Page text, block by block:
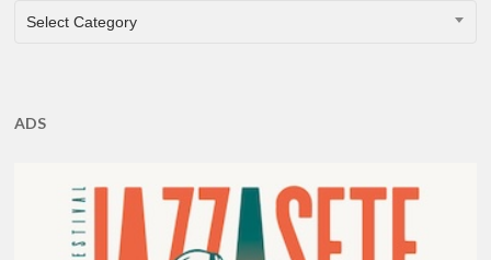
CATEGORIES
Select Category
ADS